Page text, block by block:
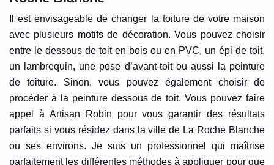
Il est envisageable de changer la toiture de votre maison
avec plusieurs motifs de décoration. Vous pouvez choisir
entre le dessous de toit en bois ou en PVC, un épi de toit,
un lambrequin, une pose d’avant-toit ou aussi la peinture
de toiture. Sinon, vous pouvez également choisir de
procéder à la peinture dessous de toit. Vous pouvez faire
appel à Artisan Robin pour vous garantir des résultats
parfaits si vous résidez dans la ville de La Roche Blanche
ou ses environs. Je suis un professionnel qui maîtrise
parfaitement les différentes méthodes à appliquer pour que